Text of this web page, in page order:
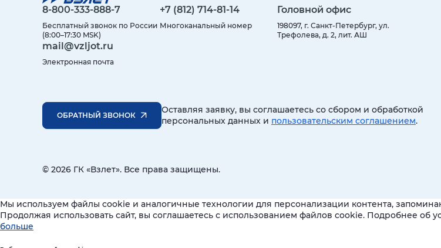
8-800-333-888-7
Бесплатный звонок по России
(8:00–17:30 MSK)
+7 (812) 714-81-14
Многоканальный номер
Головной офис
198097, г. Санкт-Петербург, ул.
Трефолева, д. 2, лит. АШ
mail@vzljot.ru
Электронная почта
ОБРАТНЫЙ ЗВОНОК
Оставляя заявку, вы соглашаетесь со сбором и обработкой
персональных данных и пользовательским соглашением.
© 2026 ГК «Взлет». Все права защищены.
Мы используем файлы cookie и аналогичные технологии для персонализации контента,
Продолжая использовать сайт, вы соглашаетесь с использованием файлов cookie. Подробнее
больше